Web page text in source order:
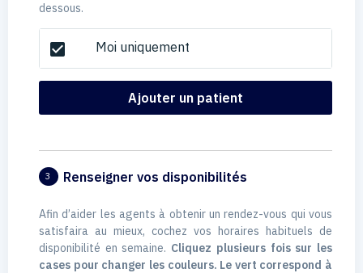
dessous.
check_box Moi uniquement
Ajouter un patient
3 Renseigner vos disponibilités
Afin d’aider les agents à obtenir un rendez-vous qui vous
satisfaira au mieux, cochez vos horaires habituels de
disponibilité en semaine. Cliquez plusieurs fois sur les
cases pour changer les couleurs. Le vert correspond à